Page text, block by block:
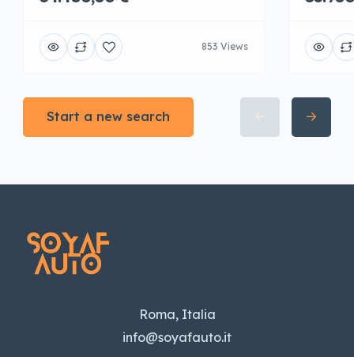
853 Views
Start a new search
Roma, Italia
info@soyafauto.it